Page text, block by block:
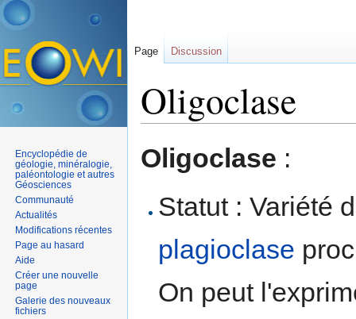
Oligoclase
Oligoclase :
Statut : Variété
plagioclase
On peut
Page Discussion
Encyclopédie de
géologie, minéralogie,
paléontologie et autres
Géosciences
Communauté
Actualités
Modifications récentes
Page au hasard
Aide
Créer une nouvelle
page
Galerie des nouveaux
fichiers